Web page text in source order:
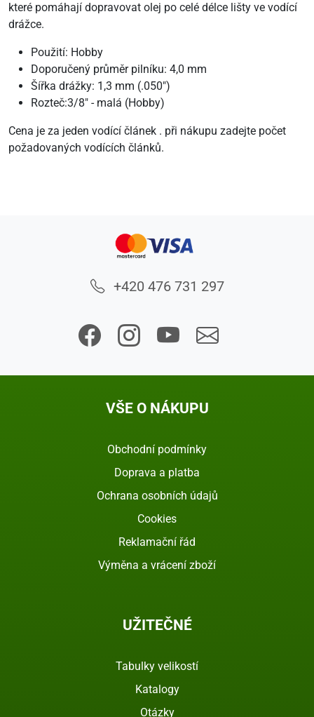
které pomáhají dopravovat olej po celé délce lišty ve vodící
drážce.
Použití: Hobby
Doporučený průměr pilníku: 4,0 mm
Šířka drážky: 1,3 mm (.050")
Rozteč:3/8" - malá (Hobby)
Cena je za jeden vodící článek . při nákupu zadejte počet
požadovaných vodících článků.
+420 476 731 297
VŠE O NÁKUPU
Obchodní podmínky
Doprava a platba
Ochrana osobních údajů
Cookies
Reklamační řád
Výměna a vrácení zboží
UŽITEČNÉ
Tabulky velikostí
Katalogy
Otázky